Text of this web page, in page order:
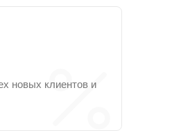
новых клиентов и